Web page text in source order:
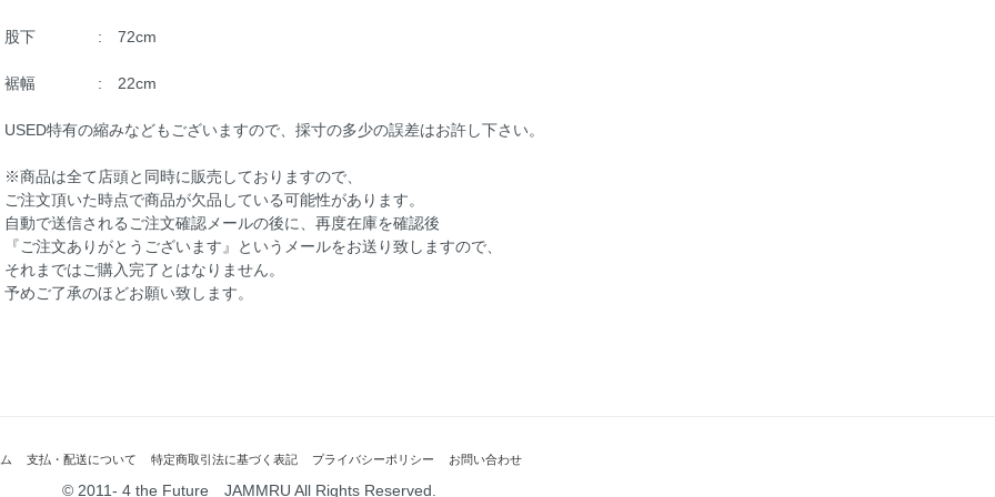
股下 : 72cm
裾幅 : 22cm
USED特有の縮みなどもございますので、採寸の多少の誤差はお許し下さい。
※商品は全て店頭と同時に販売しておりますので、
ご注文頂いた時点で商品が欠品している可能性があります。
自動で送信されるご注文確認メールの後に、再度在庫を確認後
『ご注文ありがとうございます』というメールをお送り致しますので、
それまではご購入完了とはなりません。
予めご了承のほどお願い致します。
支払・配送について 特定商取引法に基づく表記 プライバシーポリシー お問い合わせ
© 2011- 4 the Future JAMMRU All Rights Reserved.